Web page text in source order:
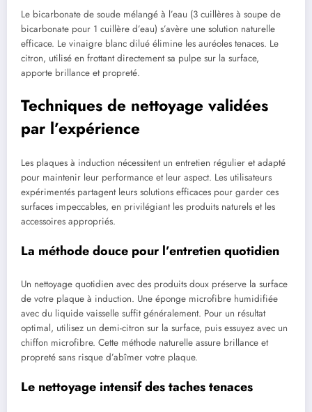
Le bicarbonate de soude mélangé à l’eau (3 cuillères à soupe de
bicarbonate pour 1 cuillère d’eau) s’avère une solution naturelle
efficace. Le vinaigre blanc dilué élimine les auréoles tenaces. Le
citron, utilisé en frottant directement sa pulpe sur la surface,
apporte brillance et propreté.
Techniques de nettoyage validées
par l’expérience
Les plaques à induction nécessitent un entretien régulier et adapté
pour maintenir leur performance et leur aspect. Les utilisateurs
expérimentés partagent leurs solutions efficaces pour garder ces
surfaces impeccables, en privilégiant les produits naturels et les
accessoires appropriés.
La méthode douce pour l’entretien quotidien
Un nettoyage quotidien avec des produits doux préserve la surface
de votre plaque à induction. Une éponge microfibre humidifiée
avec du liquide vaisselle suffit généralement. Pour un résultat
optimal, utilisez un demi-citron sur la surface, puis essuyez avec un
chiffon microfibre. Cette méthode naturelle assure brillance et
propreté sans risque d’abîmer votre plaque.
Le nettoyage intensif des taches tenaces